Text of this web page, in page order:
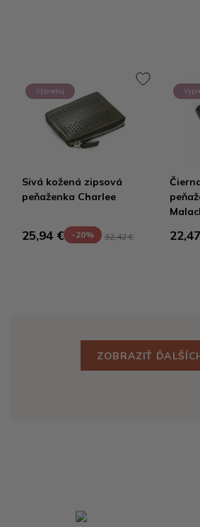
Výpredaj
Sivá kožená zipsová
peňaženka Charlee
25,94 € -20% 32,42 €
ZOBRAZIŤ